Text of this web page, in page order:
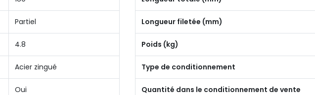
Partiel
4.8
Acier zingué
Oui
Longueur filetée (mm)
Poids (kg)
Type de conditionnement
Quantité dans le conditionnement de vente